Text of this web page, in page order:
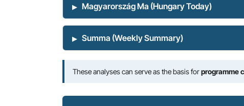
Magyarország Ma (Hungary Today)
Summa (Weekly Summary)
These analyses can serve as the basis forprogramme